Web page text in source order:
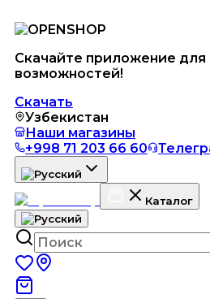
Скачайте приложение
возможностей!
Скачать
Узбекистан
Наши магазины
+998 71 203 66 60
Каталог